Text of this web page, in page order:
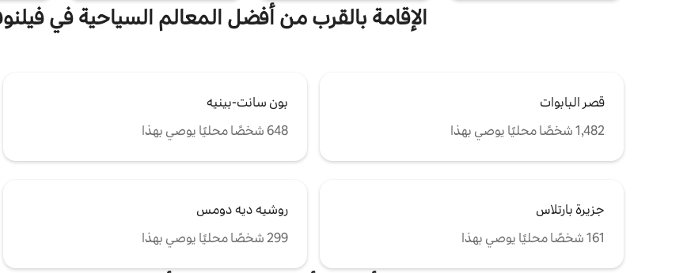
الإقامة بالقرب من أفضل المعالم السياحية في
قصر البابوات
1,482 شخصًا محليًا يوصي بهذا
بون سانت-بينيه
648 شخصًا محليًا يوصي بهذا
جزيرة بارتلاس
161 شخصًا محليًا يوصي بهذا
روشيه ديه دومس
299 شخصًا محليًا يوصي بهذا